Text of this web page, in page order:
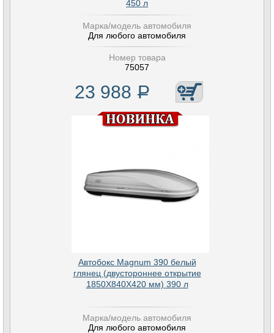
450 л
Марка/модель автомобиля
Для любого автомобиля
Номер товара
75057
23 988 Р
Автобокс Magnum 390 белый
глянец (двустороннее открытие
1850Х840Х420 мм) 390 л
Марка/модель автомобиля
Для любого автомобиля